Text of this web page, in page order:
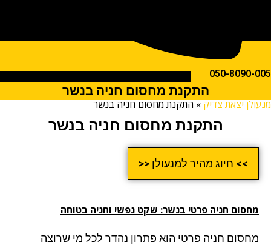
050-
התקנת מחסום חניה בנשר
יצאת צדיק»התקנת מחסום חניה בנשר
התקנת מחסום חניה בנשר
>> חיוג מהיר למנעולן <<
חניה פרטי בנשר: שקט נפשי וחניה בטוחה
חניה פרטי הוא פתרון נהדר לכל מי שרוצה